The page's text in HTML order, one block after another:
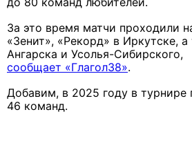
За это время матчи проходили
«Зенит», «Рекорд» в Иркутске,
Ангарска и Усолья-Сибирского,
сообщает «Глагол38».
Добавим, в 2025 году в турнире
46 команд.